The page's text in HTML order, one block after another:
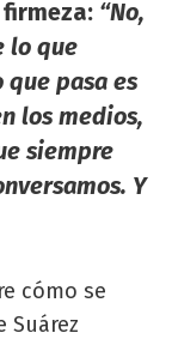
“No,
lo que
pasa es
los medios,
siempre
Y
cómo se